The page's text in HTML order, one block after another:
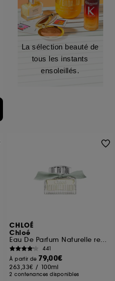
La sélection beauté de
tous les instants
ensoleillés.
CHLOÉ
Chloé
Eau De Parfum Naturelle rechargeable
441
À partir de 79,00€
263,33€ / 100ml
2 contenances disponibles